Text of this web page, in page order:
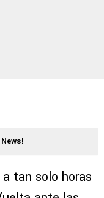
tan solo horas